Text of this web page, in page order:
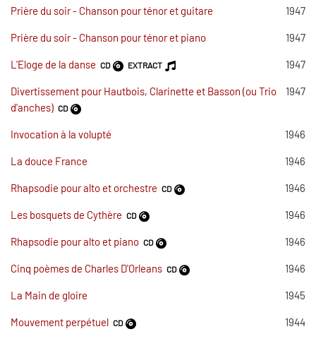
Prière du soir - Chanson pour ténor et guitare 1947
Prière du soir - Chanson pour ténor et piano 1947
L'Eloge de la danse CD EXTRACT 1947
Divertissement pour Hautbois, Clarinette et Basson (ou Trio
d'anches) CD
1947
Invocation à la volupté 1946
La douce France 1946
Rhapsodie pour alto et orchestre CD 1946
Les bosquets de Cythère CD 1946
Rhapsodie pour alto et piano CD 1946
Cinq poèmes de Charles D'Orleans CD 1946
La Main de gloire 1945
Mouvement perpétuel CD 1944